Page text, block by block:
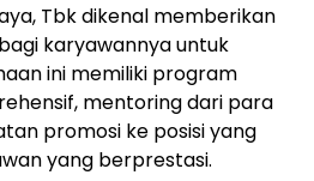
Tbk dikenal memberikan
karyawannya untuk
ini memiliki program
mentoring dari para
promosi ke posisi yang
yang berprestasi.